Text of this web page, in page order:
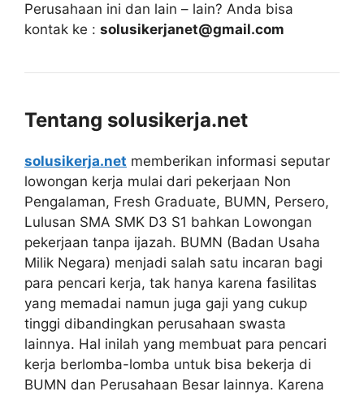
Perusahaan ini dan lain – lain? Anda bisa
kontak ke : solusikerjanet@gmail.com
Tentang solusikerja.net
solusikerja.net memberikan informasi seputar
lowongan kerja mulai dari pekerjaan Non
Pengalaman, Fresh Graduate, BUMN, Persero,
Lulusan SMA SMK D3 S1 bahkan Lowongan
pekerjaan tanpa ijazah. BUMN (Badan Usaha
Milik Negara) menjadi salah satu incaran bagi
para pencari kerja, tak hanya karena fasilitas
yang memadai namun juga gaji yang cukup
tinggi dibandingkan perusahaan swasta
lainnya. Hal inilah yang membuat para pencari
kerja berlomba-lomba untuk bisa bekerja di
BUMN dan Perusahaan Besar lainnya. Karena